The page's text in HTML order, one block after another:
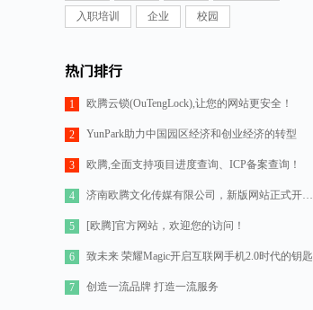
入职培训 企业 校园
热门排行
1 欧腾云锁(OuTengLock),让您的网站更安全！
2 YunPark助力中国园区经济和创业经济的转型
3 欧腾,全面支持项目进度查询、ICP备案查询！
4 济南欧腾文化传媒有限公司，新版网站正式开通！
5 [欧腾]官方网站，欢迎您的访问！
6 致未来 荣耀Magic开启互联网手机2.0时代的钥匙
7 创造一流品牌 打造一流服务